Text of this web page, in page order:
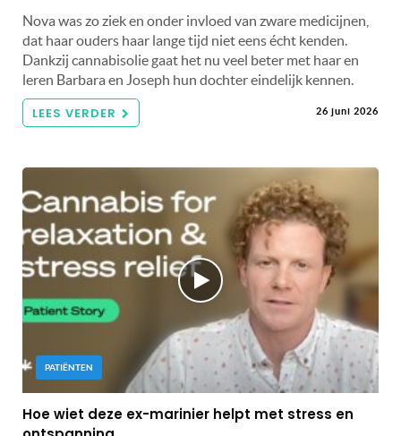
Nova was zo ziek en onder invloed van zware medicijnen,
dat haar ouders haar lange tijd niet eens écht kenden.
Dankzij cannabisolie gaat het nu veel beter met haar en
leren Barbara en Joseph hun dochter eindelijk kennen.
LEES VERDER 26 juni 2026
PATIËNTEN
Hoe wiet deze ex-marinier helpt met stress en